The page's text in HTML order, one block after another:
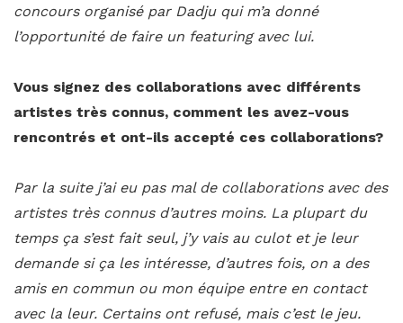
concours organisé par Dadju qui m’a donné
l’opportunité de faire un featuring avec lui.
Vous signez des collaborations avec différents
artistes très connus, comment les avez-vous
rencontrés et ont-ils accepté ces collaborations?
Par la suite j’ai eu pas mal de collaborations avec des
artistes très connus d’autres moins. La plupart du
temps ça s’est fait seul, j’y vais au culot et je leur
demande si ça les intéresse, d’autres fois, on a des
amis en commun ou mon équipe entre en contact
avec la leur. Certains ont refusé, mais c’est le jeu.